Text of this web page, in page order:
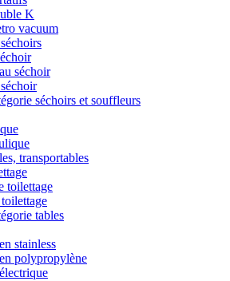
K
vacuum
séchoir
séchoirs et souffleurs
transportables
toilettage
tables
stainless
polypropylène